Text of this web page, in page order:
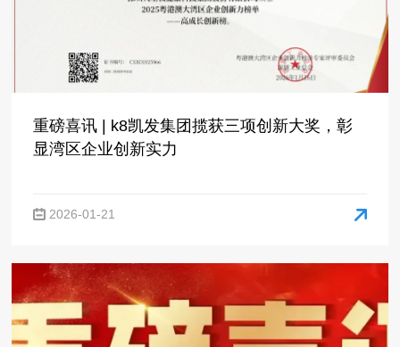
显湾区企业创新实力
2026-01-21